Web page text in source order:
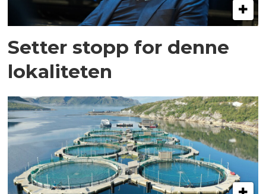
Setter stopp for denne
lokaliteten